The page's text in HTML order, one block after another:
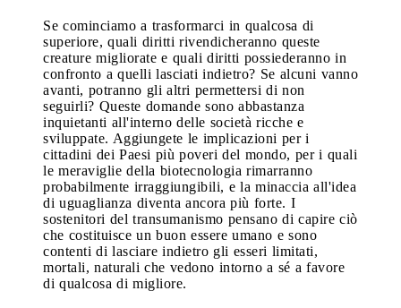
Se cominciamo a trasformarci in qualcosa di
superiore, quali diritti rivendicheranno queste
creature migliorate e quali diritti possiederanno in
confronto a quelli lasciati indietro? Se alcuni vanno
avanti, potranno gli altri permettersi di non
seguirli? Queste domande sono abbastanza
inquietanti all'interno delle società ricche e
sviluppate. Aggiungete le implicazioni per i
cittadini dei Paesi più poveri del mondo, per i quali
le meraviglie della biotecnologia rimarranno
probabilmente irraggiungibili, e la minaccia all'idea
di uguaglianza diventa ancora più forte. I
sostenitori del transumanismo pensano di capire ciò
che costituisce un buon essere umano e sono
contenti di lasciare indietro gli esseri limitati,
mortali, naturali che vedono intorno a sé a favore
di qualcosa di migliore.